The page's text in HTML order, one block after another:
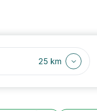
25 km